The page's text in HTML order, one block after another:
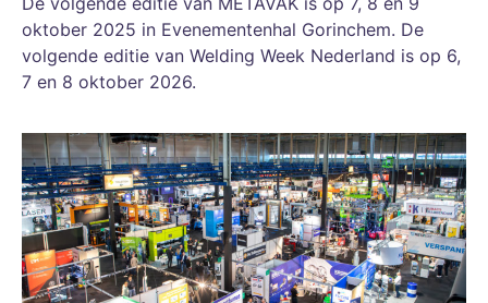
oktober 2025 in Evenementenhal Gorinchem. De
volgende editie van Welding Week Nederland is op 6,
7 en 8 oktober 2026.